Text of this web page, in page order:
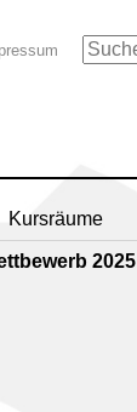
Kursräume
2025